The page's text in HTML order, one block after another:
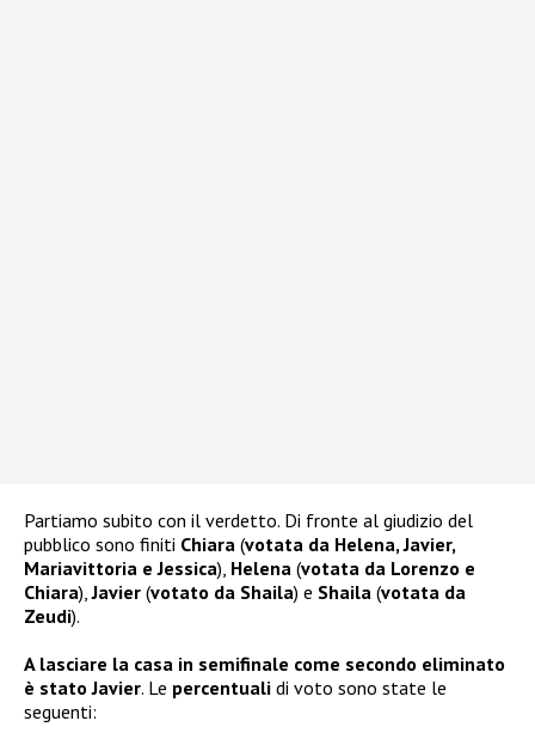
Partiamo subito con il verdetto. Di fronte al giudizio del
pubblico sono finiti Chiara (votata da Helena, Javier,
Mariavittoria e Jessica), Helena (votata da Lorenzo e
Chiara),Javier (votato da Shaila) e Shaila (votata da
Zeudi).
A lasciare la casa in semifinale come secondo eliminato
è stato Javier. Le percentuali di voto sono state le
seguenti: